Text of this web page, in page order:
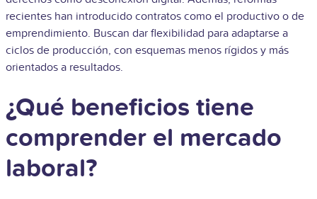
recientes han introducido contratos como el productivo o de
emprendimiento. Buscan dar flexibilidad para adaptarse a
ciclos de producción, con esquemas menos rígidos y más
orientados a resultados.
¿Qué beneficios tiene
comprender el mercado
laboral?